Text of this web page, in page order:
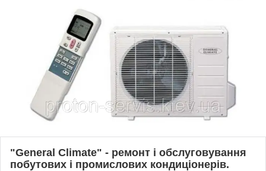
"General Climate" - ремонт і обслуговування
побутових і промислових кондиціонерів.